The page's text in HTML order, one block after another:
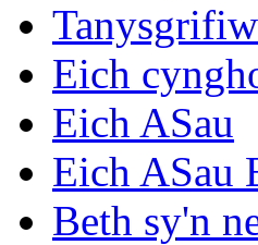
Eich
Eich ASau
Eich ASau
Beth sy'n